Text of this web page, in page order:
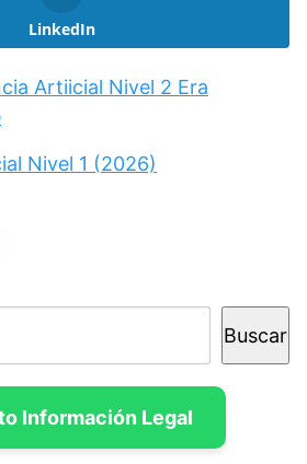
LinkedIn
Artiicial Nivel 2 Era
Nivel 1 (2026)
Buscar
Información Legal